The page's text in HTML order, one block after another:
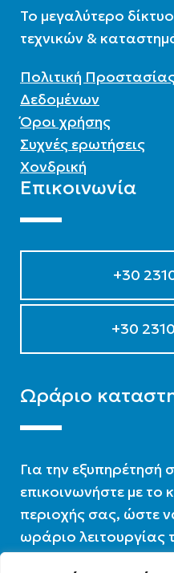
To μεγαλύτερο
τεχνικών &
Πολιτική
Δεδομένων
Όροι χρήσης
Συχνές ερωτήσεις
Χονδρική
Επικοινωνία
+30
+30
Ωράριο
Για την
επικοινωνήστε με το
περιοχής σας, ώστε
ωράριο λειτουργίας